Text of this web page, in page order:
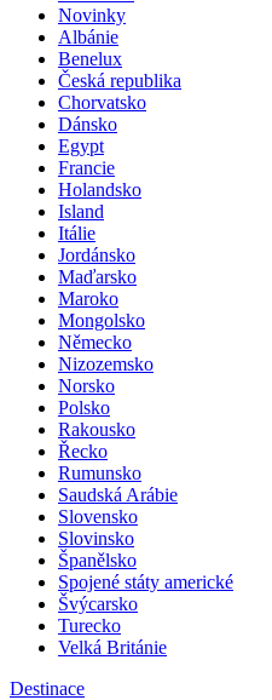
Novinky
Albánie
Benelux
Česká republika
Chorvatsko
Dánsko
Egypt
Francie
Holandsko
Island
Itálie
Jordánsko
Maďarsko
Maroko
Mongolsko
Německo
Nizozemsko
Norsko
Polsko
Rakousko
Řecko
Rumunsko
Saudská Arábie
Slovensko
Slovinsko
Španělsko
Spojené státy americké
Švýcarsko
Turecko
Velká Británie
Destinace